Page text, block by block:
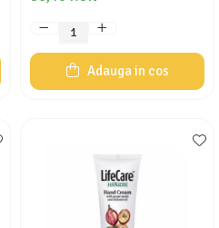
Adauga in cos